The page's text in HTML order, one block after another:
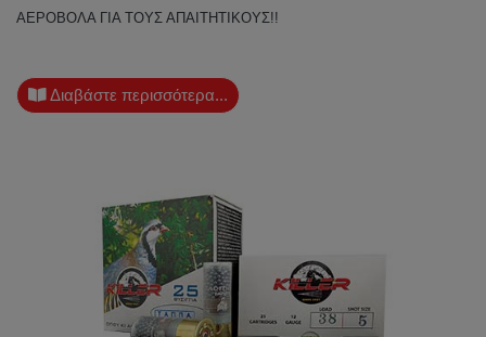
ΑΕΡΟΒΟΛΑ ΓΙΑ ΤΟΥΣ ΑΠΑΙΤΗΤΙΚΟΥΣ!!
Διαβάστε περισσότερα...